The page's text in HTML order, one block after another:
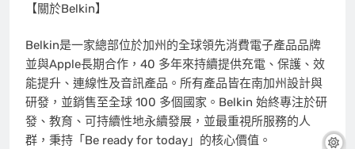
【關於Belkin】
Belkin是一家總部位於加州的全球領先消費電子產品品牌
並與Apple長期合作，40 多年來持續提供充電、保護、效
能提升、連線性及音訊產品。所有產品皆在南加州設計與
研發，並銷售至全球 100 多個國家。Belkin 始終專注於研
發、教育、可持續性地永續發展，並最重視所服務的人
群，秉持「Be ready for today」的核心價值。